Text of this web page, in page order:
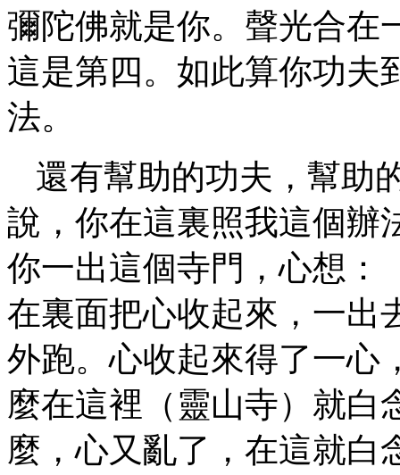
彌陀佛就是你。聲光合在
這是第四。如此算你功夫
法。
還有幫助的功夫，幫助
說，你在這裏照我這個辦
你一出這個寺門，心想：
在裏面把心收起來，一出
外跑。心收起來得了一心
麼在這裡（靈山寺）就白
麼，心又亂了，在這就白